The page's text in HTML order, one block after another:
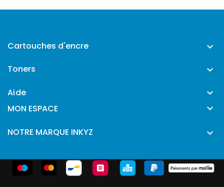
Cartouches d'encre 
Toners 
Aide 
MON ESPACE 
NOTRE MARQUE INKYZ 